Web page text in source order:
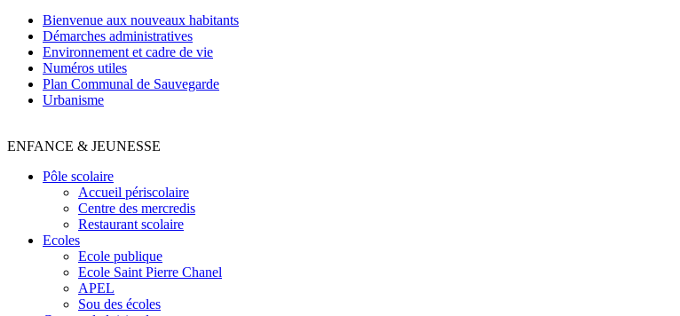
Bienvenue aux nouveaux habitants
Démarches administratives
Environnement et cadre de vie
Numéros utiles
Plan Communal de Sauvegarde
Urbanisme
ENFANCE & JEUNESSE
Pôle scolaire
Accueil périscolaire
Centre des mercredis
Restaurant scolaire
Ecoles
Ecole publique
Ecole Saint Pierre Chanel
APEL
Sou des écoles